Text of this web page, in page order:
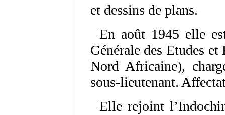
et dessins de plans.
En août 1945 elle
Générale des Etudes
Nord Africaine),
sous-lieutenant.
Elle rejoint